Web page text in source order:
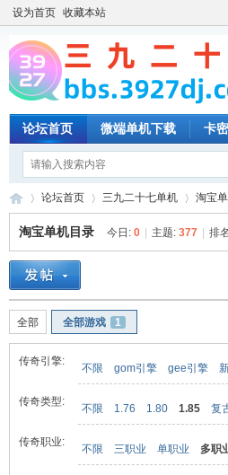
设为首页 收藏本站
论坛首页 微端单机下载 卡
»
论坛首页 三九二十七单机 淘宝
淘宝单机目录 今日: 0 主题: 377 排
全部 全部游戏 1
传奇引擎:
不限 gom引擎 gee引擎
传奇类型:
不限 1.76 1.80 1.85 复
传奇职业:
不限 三职业 单职业 多职